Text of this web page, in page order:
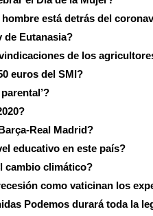
está detrás del
de Eutanasia?
de los
euros del SMI?
Real Madrid?
educativo en este país?
cambio climático?
como vaticinan los
Podemos durará toda la